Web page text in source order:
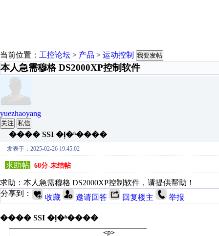
当前位置： 工控论坛 > 产品 > 运动控制 我要发帖
本人急需穆格 DS2000XP控制软件
yuezhaoyang
关注 私信
���� SSI �ļ�ʱ����
发表于：2025-02-26 19:45:02
求助帖 68分-未结帖
求助：本人急需穆格 DS2000XP控制软件，请提供帮助！
分享到：
收藏 邀请回答 回复楼主 举报
���� SSI �ļ�ʱ����